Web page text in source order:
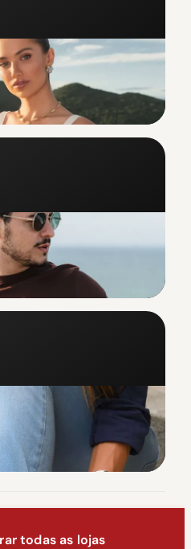
todas as lojas